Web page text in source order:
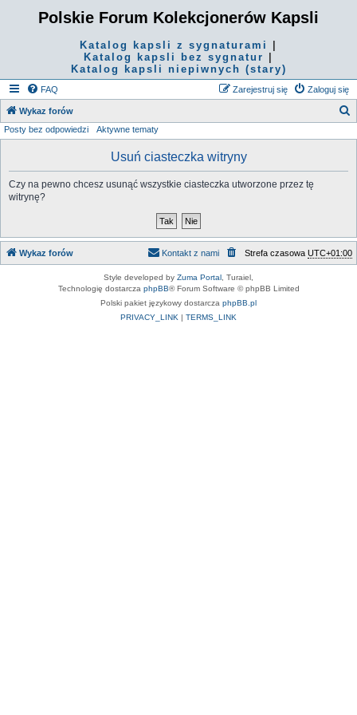
Polskie Forum Kolekcjonerów Kapsli
Katalog kapsli z sygnaturami
Katalog kapsli bez sygnatur
Katalog kapsli niepiwnych (stary)
FAQ Zaloguj się
Zarejestruj się
Wykaz forów
Posty bez odpowiedzi Aktywne tematy
Usuń ciasteczka witryny
Czy na pewno chcesz usunąć wszystkie ciasteczka utworzone przez tę
witrynę?
Wykaz forów Strefa czasowa UTC+01:00
Kontakt z nami
Style developed by Zuma Portal , Turaiel,
Technologię dostarcza phpBB® Forum Software © phpBB Limited
Polski pakiet językowy dostarcza phpBB.pl
PRIVACY_LINK | TERMS_LINK